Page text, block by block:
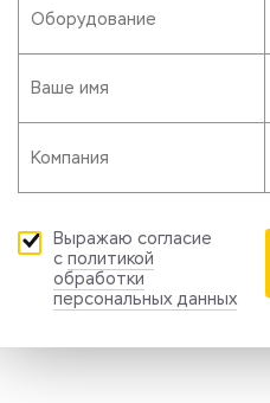
Выражаю согласие
с политикой
обработки
персональных данных